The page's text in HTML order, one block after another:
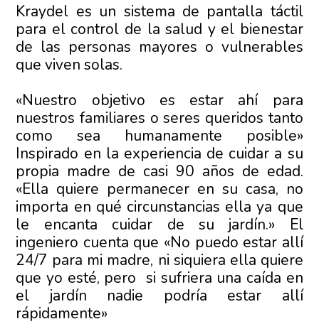
Kraydel es un sistema de pantalla táctil
para el control de la salud y el bienestar
de las personas mayores o vulnerables
que viven solas.
«Nuestro objetivo es estar ahí para
nuestros familiares o seres queridos tanto
como sea humanamente posible»
Inspirado en la experiencia de cuidar a su
propia madre de casi 90 años de edad.
«Ella quiere permanecer en su casa, no
importa en qué circunstancias ella ya que
le encanta cuidar de su jardín.» El
ingeniero cuenta que «No puedo estar allí
24/7 para mi madre, ni siquiera ella quiere
que yo esté, pero si sufriera una caída en
el jardín nadie podría estar allí
rápidamente»